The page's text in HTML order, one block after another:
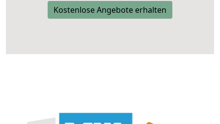
Kostenlose Angebote erhalten